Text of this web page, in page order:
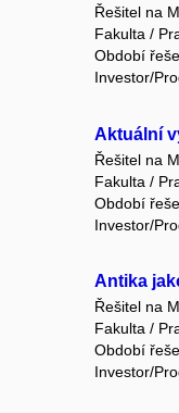
Řešitel na
Fakulta /
Období
Investor/
Aktuální
Řešitel na
Fakulta /
Období
Investor/
Antika
Řešitel na
Fakulta /
Období
Investor/